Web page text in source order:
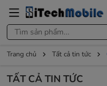
Trang chủ Tất cả tin tức
TẤT CẢ TIN TỨC